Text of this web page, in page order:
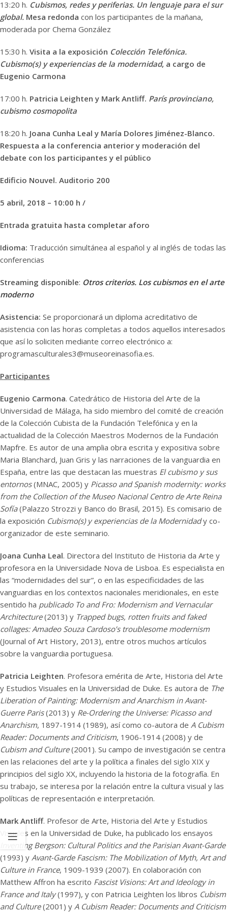
13:20 h. Cubismos, redes y periferias. Un lenguaje para el sur
global. Mesa redonda con los participantes de la mañana,
moderada por Chema González
15:30 h. Visita a la exposición Colección Telefónica.
Cubismo(s) y experiencias de la modernidad, a cargo de
Eugenio Carmona
17:00 h. Patricia Leighten y Mark Antliff. París provinciano,
cubismo cosmopolita
18:20 h. Joana Cunha Leal y María Dolores Jiménez-Blanco.
Respuesta a la conferencia anterior y moderación del
debate con los participantes y el público
Edificio Nouvel. Auditorio 200
5 abril, 2018 – 10:00 h /
Entrada gratuita hasta completar aforo
Idioma: Traducción simultánea al español y al inglés de todas las
conferencias
Streaming disponible: Otros criterios. Los cubismos en el arte
moderno
Asistencia: Se proporcionará un diploma acreditativo de
asistencia con las horas completas a todos aquellos interesados
que así lo soliciten mediante correo electrónico a:
programasculturales3@museoreinasofia.es.
Participantes
Eugenio Carmona. Catedrático de Historia del Arte de la
Universidad de Málaga, ha sido miembro del comité de creación
de la Colección Cubista de la Fundación Telefónica y en la
actualidad de la Colección Maestros Modernos de la Fundación
Mapfre. Es autor de una amplia obra escrita y expositiva sobre
Maria Blanchard, Juan Gris y las narraciones de la vanguardia en
España, entre las que destacan las muestras El cubismo y sus
entornos(MNAC, 2005) y Picasso and Spanish modernity: works
from the Collection of the Museo Nacional Centro de Arte Reina
Sofía(Palazzo Strozzi y Banco do Brasil, 2015). Es comisario de
la exposición Cubismo(s) y experiencias de la Modernidady co-
organizador de este seminario.
Joana Cunha Leal. Directora del Instituto de Historia da Arte y
profesora en la Universidade Nova de Lisboa. Es especialista en
las “modernidades del sur”, o en las especificidades de las
vanguardias en los contextos nacionales meridionales, en este
sentido ha publicado To and Fro: Modernism and Vernacular
Architecture(2013) y Trapped bugs, rotten fruits and faked
collages: Amadeo Souza Cardoso’s troublesome modernism
(Journal of Art History, 2013), entre otros muchos artículos
sobre la vanguardia portuguesa.
Patricia Leighten. Profesora emérita de Arte, Historia del Arte
y Estudios Visuales en la Universidad de Duke. Es autora de The
Liberation of Painting: Modernism and Anarchism in Avant-
Guerre Paris(2013) y Re-Ordering the Universe: Picasso and
Anarchism, 1897-1914 (1989), así como co-autora de A Cubism
Reader: Documents and Criticism, 1906-1914 (2008) y de
Cubism and Culture(2001). Su campo de investigación se centra
en las relaciones del arte y la política a finales del siglo XIX y
principios del siglo XX, incluyendo la historia de la fotografía. En
su trabajo, se interesa por la relación entre la cultura visual y las
políticas de representación e interpretación.
Mark Antliff. Profesor de Arte, Historia del Arte y Estudios
Visuales en la Universidad de Duke, ha publicado los ensayos
Inventing Bergson: Cultural Politics and the Parisian Avant-Garde
(1993) y Avant-Garde Fascism: The Mobilization of Myth, Art and
Culture in France, 1909-1939 (2007). En colaboración con
Matthew Affron ha escrito Fascist Visions: Art and Ideology in
France and Italy(1997), y con Patricia Leighten los libros Cubism
and Culture(2001) y A Cubism Reader: Documents and Criticism